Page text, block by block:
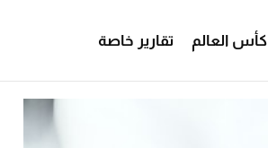
كأس العالم تقارير خاصة